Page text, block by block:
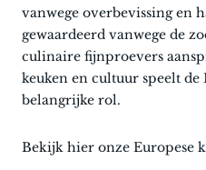
vanwege overbevissing en
gewaardeerd vanwege de
culinaire fijnproevers
keuken en cultuur speelt de
belangrijke rol.
Bekijk hier onze Europese